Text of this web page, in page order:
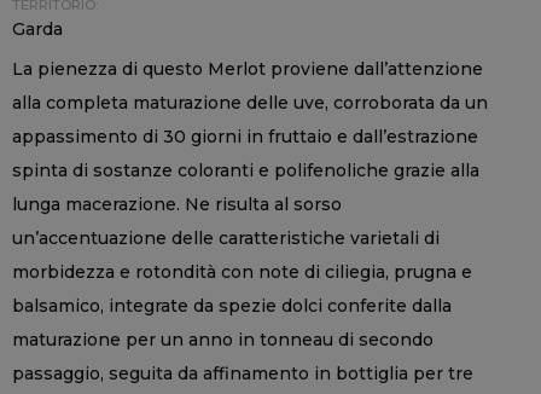
TERRITORIO:
Garda
La pienezza di questo Merlot proviene dall’attenzione
alla completa maturazione delle uve, corroborata da un
appassimento di 30 giorni in fruttaio e dall’estrazione
spinta di sostanze coloranti e polifenoliche grazie alla
lunga macerazione. Ne risulta al sorso
un’accentuazione delle caratteristiche varietali di
morbidezza e rotondità con note di ciliegia, prugna e
balsamico, integrate da spezie dolci conferite dalla
maturazione per un anno in tonneau di secondo
passaggio, seguita da affinamento in bottiglia per tre